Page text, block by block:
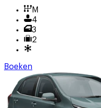
M
4
3
2
Boeken